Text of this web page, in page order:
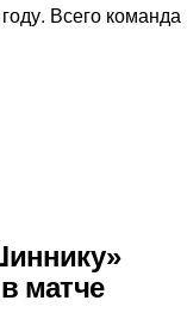
Всего команда
матче